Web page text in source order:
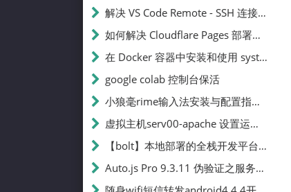
解决 VS Code Remote - SSH 连接失败问题：从权限问题到成功启动
如何解决 Cloudflare Pages 部署中的 API Token 权限问题
在 Docker 容器中安装和使用 systemctl 的完整指南
google colab 控制台保活
小狼毫rime输入法安装与配置指南：从基础到高级自定义
虚拟主机serv00-apache 设置运行目录
【bolt】本地部署的全栈开发平台，支持本地及众多API，本地一键生成应用，部署教程
Auto.js Pro 9.3.11 伪验证之服务器接口 Nginx 版